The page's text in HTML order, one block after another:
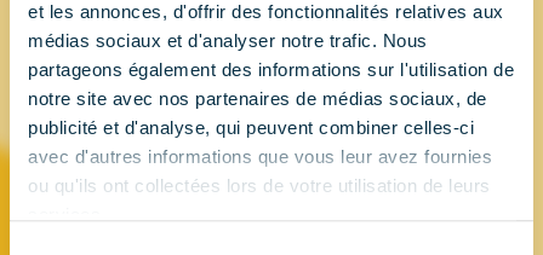
et les annonces, d'offrir des fonctionnalités relatives aux
médias sociaux et d'analyser notre trafic. Nous
partageons également des informations sur l'utilisation de
notre site avec nos partenaires de médias sociaux, de
publicité et d'analyse, qui peuvent combiner celles-ci
avec d'autres informations que vous leur avez fournies
ou qu'ils ont collectées lors de votre utilisation de leurs
Procter &
Gamble